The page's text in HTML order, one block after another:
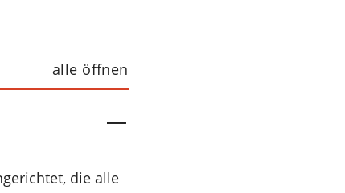
alle öffnen
die alle